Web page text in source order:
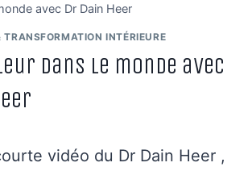
avec Dr Dain Heer
TRANSFORMATION INTÉRIEURE
dans le monde avec
vidéo du Dr Dain Heer ,